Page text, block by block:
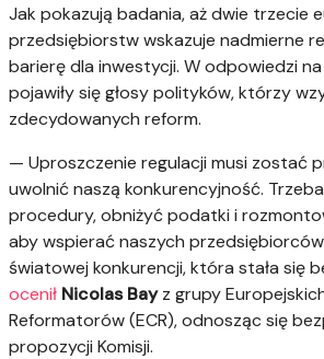
Jak pokazują badania, aż dwie trzecie
przedsiębiorstw wskazuje nadmierne
barierę dla inwestycji. W odpowiedzi
pojawiły się głosy polityków, którzy
zdecydowanych reform.
— Uproszczenie regulacji musi zostać
uwolnić naszą konkurencyjność.
procedury, obniżyć podatki i
aby wspierać naszych
światowej konkurencji, która stała się
ocenił Nicolas Bayz grupy
Reformatorów (ECR), odnosząc się
propozycji Komisji.